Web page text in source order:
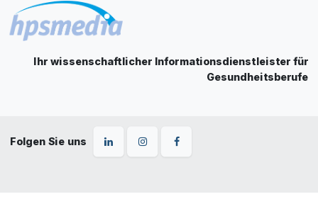
Ihr wissenschaftlicher Informationsdienstleister für
Gesundheitsberufe
Folgen Sie uns